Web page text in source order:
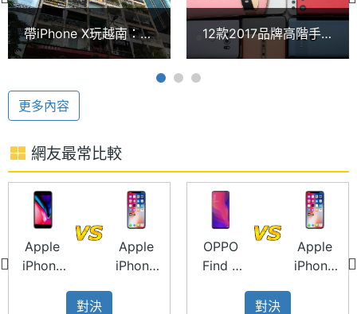
64GB 支援無線充電系統，將手機放置在 AirPower 充
電板上任何位置即可充電，用戶不必再受到充電連接
線與耳機線的牽絆。
Face ID 臉部解鎖
iSight 攝錄鏡頭，具備光學影像穩定雙鏡頭，低光環
境下也能拍攝出色的照片及影片，搭配全新的感光元
件、四合一 LED True Tone 閃光燈，提升進光量的同
時讓顏色表現更加真實；還內建 Live Photo 效果與全
新色彩濾鏡。Apple iPhone X 64GB 搭載 700 萬畫
素 TrueDepth 前鏡頭，整合泛光照射器、紅外線鏡
顯示螢幕
主螢幕
5.8 inch
主螢幕
主螢幕
材質
OLED
觸控
Yes
帶iPhone X玩越南：胡
志明咖啡公寓、市政
12款2017品牌高階手
機 後鏡頭人像拍照比
更多內容
網友最常比較
Apple
iPhone
Apple
iPhone
對決
OPPO
Find X
Apple
iPhone
對決